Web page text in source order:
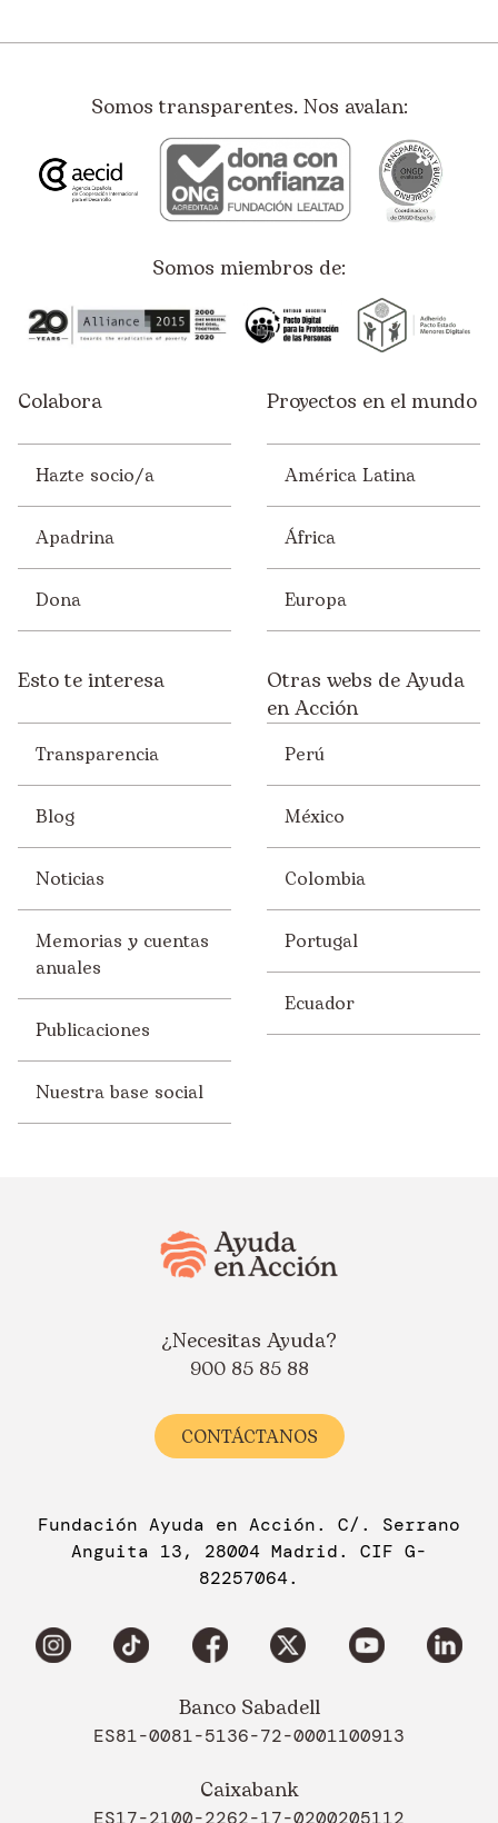
Somos transparentes. Nos avalan:
Somos miembros de:
Colabora
Hazte socio/a
Apadrina
Dona
Proyectos en el mundo
América Latina
África
Europa
Esto te interesa
Transparencia
Blog
Noticias
Memorias y cuentas
anuales
Publicaciones
Nuestra base social
Otras webs de Ayuda
en Acción
Perú
México
Colombia
Portugal
Ecuador
¿Necesitas Ayuda?
900 85 85 88
CONTÁCTANOS
Fundación Ayuda en Acción. C/. Serrano
Anguita 13, 28004 Madrid. CIF G-
82257064.
Banco Sabadell
ES81-0081-5136-72-0001100913
Caixabank
ES17-2100-2262-17-0200205112